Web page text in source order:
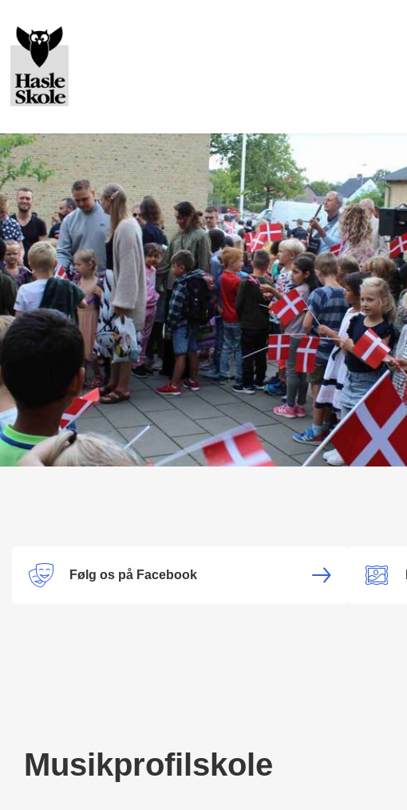
Følg os på Facebook
Musikprofilskole